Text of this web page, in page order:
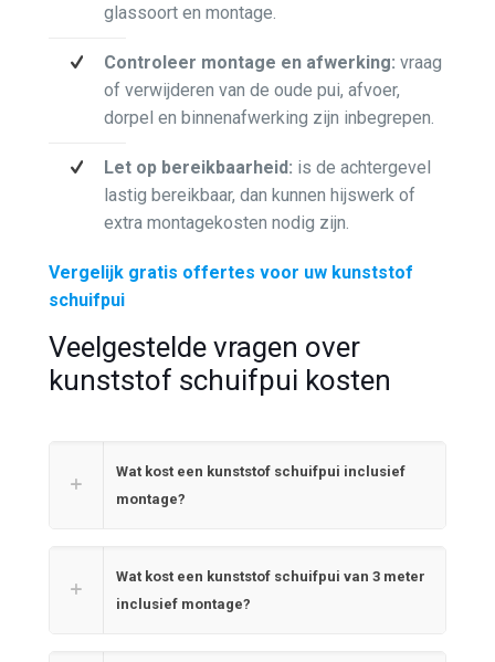
glassoort en montage.
Controleer montage en afwerking: vraag
of verwijderen van de oude pui, afvoer,
dorpel en binnenafwerking zijn inbegrepen.
Let op bereikbaarheid: is de achtergevel
lastig bereikbaar, dan kunnen hijswerk of
extra montagekosten nodig zijn.
Vergelijk gratis offertes voor uw kunststof
schuifpui
Veelgestelde vragen over
kunststof schuifpui kosten
Wat kost een kunststof schuifpui inclusief
montage?
Wat kost een kunststof schuifpui van 3 meter
inclusief montage?